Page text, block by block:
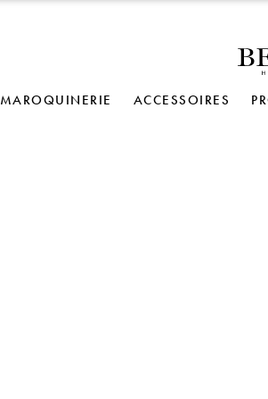
MAROQUINERIE ACCESSOIRES